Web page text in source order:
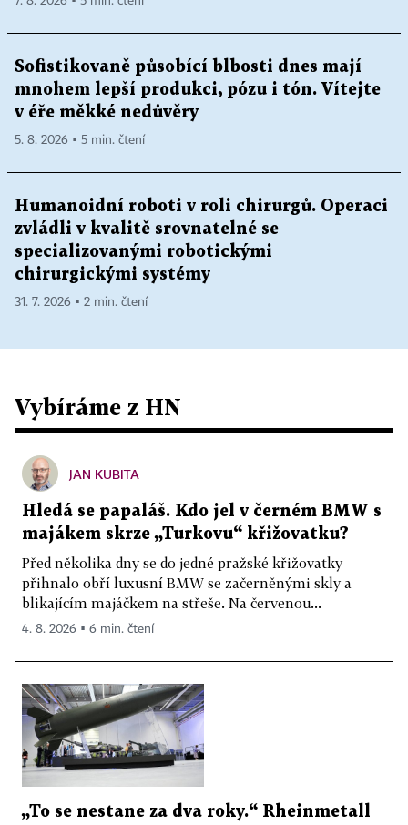
Sofistikovaně působící blbosti dnes mají
mnohem lepší produkci, pózu i tón. Vítejte
v éře měkké nedůvěry
5. 8. 2026 ▪ 5 min. čtení
Humanoidní roboti v roli chirurgů. Operaci
zvládli v kvalitě srovnatelné se
specializovanými robotickými
chirurgickými systémy
31. 7. 2026 ▪ 2 min. čtení
Vybíráme z HN
JAN KUBITA
Hledá se papaláš. Kdo jel v černém BMW s
majákem skrze „Turkovu“ křižovatku?
Před několika dny se do jedné pražské křižovatky
přihnalo obří luxusní BMW se začerněnými skly a
blikajícím majáčkem na střeše. Na červenou...
4. 8. 2026 ▪ 6 min. čtení
„To se nestane za dva roky.“ Rheinmetall